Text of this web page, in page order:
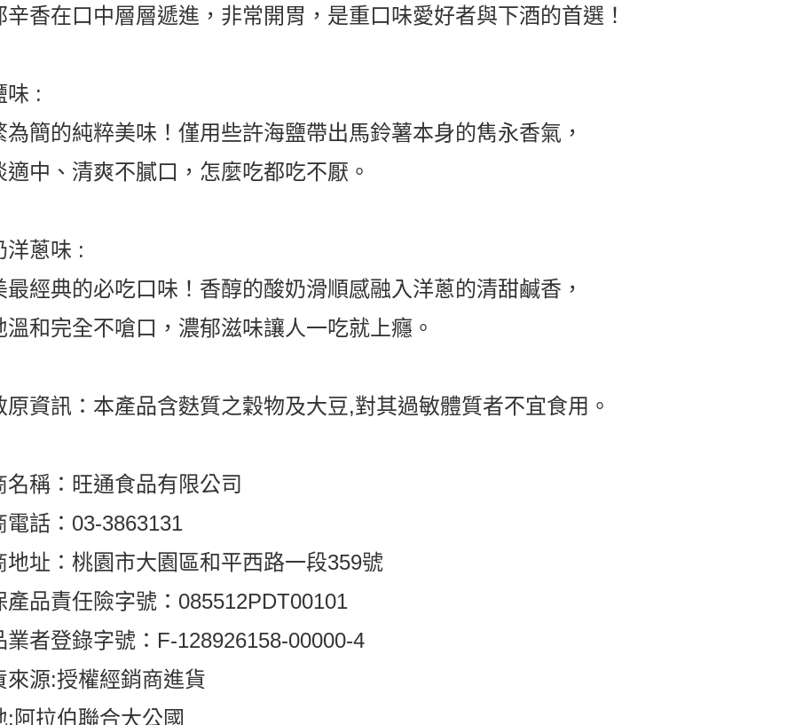
辛香在口中層層遞進，非常開胃，是重口味愛好者與下酒的首選！
味 :
為簡的純粹美味！僅用些許海鹽帶出馬鈴薯本身的雋永香氣，
適中、清爽不膩口，怎麼吃都吃不厭。
洋蔥味 :
最經典的必吃口味！香醇的酸奶滑順感融入洋蔥的清甜鹹香，
溫和完全不嗆口，濃郁滋味讓人一吃就上癮。
原資訊：本產品含麩質之穀物及大豆,對其過敏體質者不宜食用。
名稱：旺通食品有限公司
電話：03-3863131
地址：桃園市大園區和平西路一段359號
產品責任險字號：085512PDT00101
業者登錄字號：F-128926158-00000-4
來源:授權經銷商進貨
:阿拉伯聯合大公國